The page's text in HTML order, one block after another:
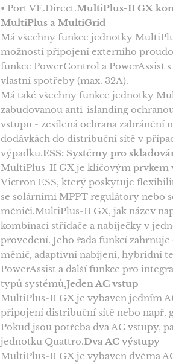
• Port VE.Direct.MultiPlus-II GX
MultiPlus a MultiGrid
Má všechny funkce jednotky
možností připojení externího
funkce PowerControl a PowerAssist
vlastní spotřeby (max. 32A).
Má také všechny funkce jednotky
zabudovanou anti-islanding
vstupu - zesílená ochrana zabránění
dodávkách do distribuční sítě v
výpadku.ESS: Systémy pro
MultiPlus-II GX je klíčovým prvkem
Victron ESS, který poskytuje
se solárními MPPT regulátory nebo
měniči.MultiPlus-II GX, jak název
kombinací střídače a nabíječky v
provedení. Jeho řada funkcí
měnič, adaptivní nabíjení, hybridní
PowerAssist a další funkce pro
typů systémů.Jeden AC vstup
MultiPlus-II GX je vybaven jedním
připojení distribuční sítě nebo např.
Pokud jsou potřeba dva AC vstupy,
jednotku Quattro.Dva AC výstupy
MultiPlus-II GX je vybaven dvěma